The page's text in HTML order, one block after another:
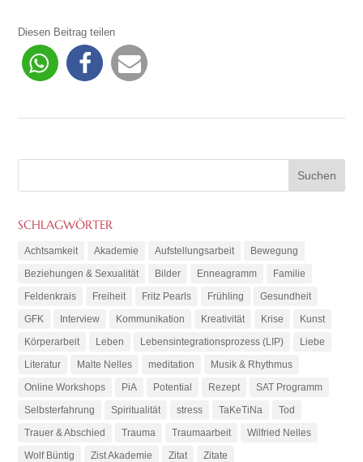
Diesen Beitrag teilen
SCHLAGWÖRTER
Achtsamkeit Akademie Aufstellungsarbeit
Bewegung
Beziehungen & Sexualität
Bilder Enneagramm
Familie
Feldenkrais
Freiheit Fritz Pearls Frühling
Gesundheit
GFK
Interview Kommunikation Kreativität Krise
Kunst
Körperarbeit
Leben Lebensintegrationsprozess (LIP)
Liebe
Literatur
Malte Nelles meditation
Musik & Rhythmus
Online Workshops
PiA Potential Rezept
SAT Programm
Selbsterfahrung
Spiritualität stress TaKeTiNa
Tod
Trauer & Abschied
Trauma Traumaarbeit
Wilfried Nelles
Wolf Büntig
Zist Akademie Zitat Zitate